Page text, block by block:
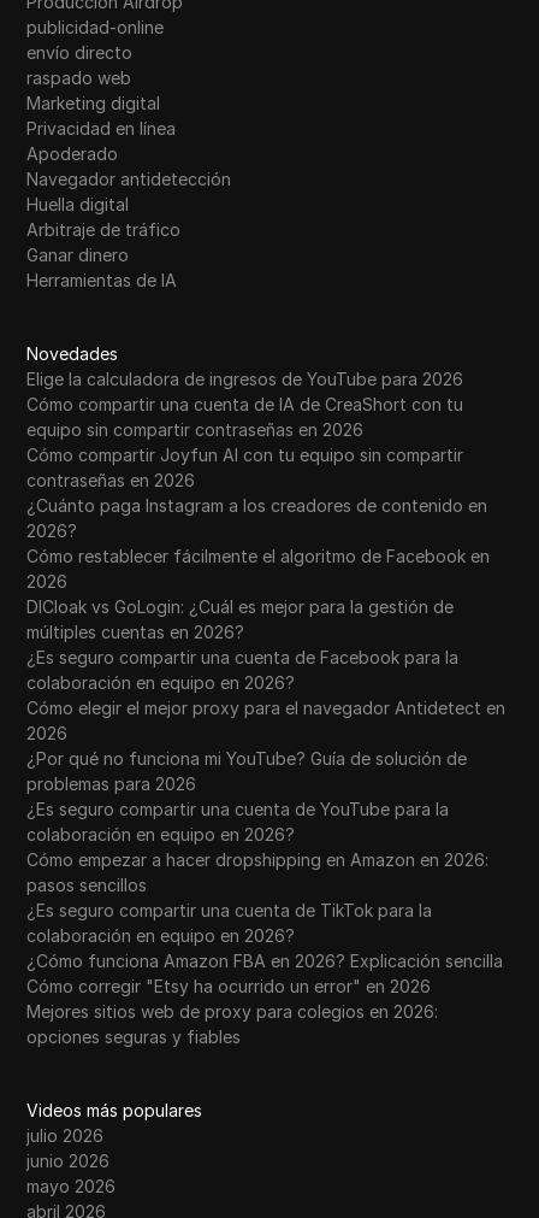
publicidad-online
envío directo
raspado web
Marketing digital
Privacidad en línea
Apoderado
Navegador antidetección
Huella digital
Arbitraje de tráfico
Ganar dinero
Herramientas de IA
Novedades
Elige la calculadora de ingresos de YouTube para 2026
Cómo compartir una cuenta de IA de CreaShort con tu
equipo sin compartir contraseñas en 2026
Cómo compartir Joyfun AI con tu equipo sin compartir
contraseñas en 2026
¿Cuánto paga Instagram a los creadores de contenido en
2026?
Cómo restablecer fácilmente el algoritmo de Facebook en
2026
DICloak vs GoLogin: ¿Cuál es mejor para la gestión de
múltiples cuentas en 2026?
¿Es seguro compartir una cuenta de Facebook para la
colaboración en equipo en 2026?
Cómo elegir el mejor proxy para el navegador Antidetect en
2026
¿Por qué no funciona mi YouTube? Guía de solución de
problemas para 2026
¿Es seguro compartir una cuenta de YouTube para la
colaboración en equipo en 2026?
Cómo empezar a hacer dropshipping en Amazon en 2026:
pasos sencillos
¿Es seguro compartir una cuenta de TikTok para la
colaboración en equipo en 2026?
¿Cómo funciona Amazon FBA en 2026? Explicación sencilla
Cómo corregir "Etsy ha ocurrido un error" en 2026
Mejores sitios web de proxy para colegios en 2026:
opciones seguras y fiables
Videos más populares
julio 2026
junio 2026
mayo 2026
abril 2026